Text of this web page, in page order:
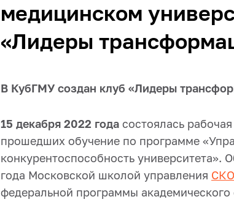
медицинском
«Лидеры
В КубГМУ создан клуб «Лидеры
15 декабря 2022 года состоялась
прошедших обучение по программе
конкурентоспособность университета».
года Московской школой управления
федеральной программы академического